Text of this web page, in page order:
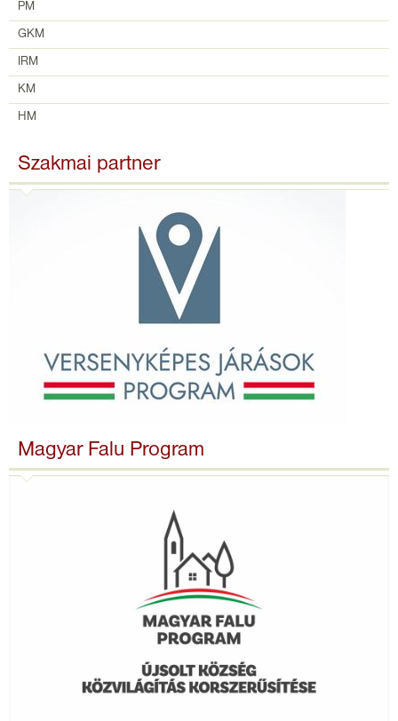
PM
GKM
IRM
KM
HM
Szakmai partner
Magyar Falu Program